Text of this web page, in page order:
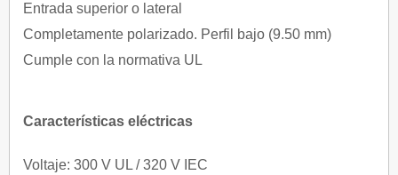
Entrada superior o lateral
Completamente polarizado. Perfil bajo (9.50 mm)
Cumple con la normativa UL
Características eléctricas
Voltaje: 300 V UL / 320 V IEC